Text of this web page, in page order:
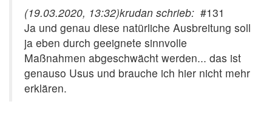
(19.03.2020, 13:32)krudan schrieb: #131
Ja und genau diese natürliche Ausbreitung soll
ja eben durch geeignete sinnvolle
Maßnahmen abgeschwächt werden... das ist
genauso Usus und brauche ich hier nicht mehr
erklären.